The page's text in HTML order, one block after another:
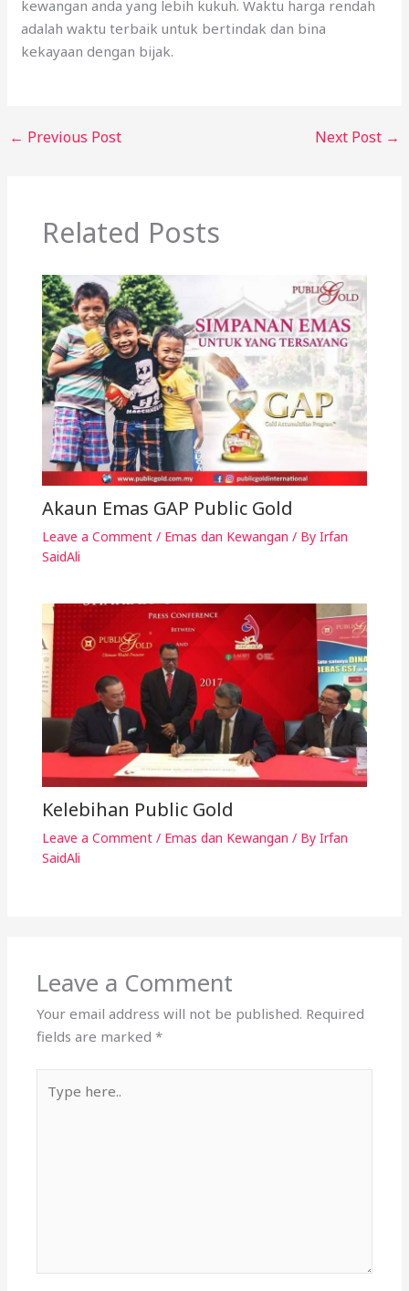
←Previous Post Next Post
Akaun Emas GAP Public Gold
Leave a Comment /Emas dan Kewangan/ ByIrfan
SaidAli
Kelebihan Public Gold
Leave a Comment /Emas dan Kewangan/ By
Irfan
SaidAli
Leave a Comment
here..
Email*